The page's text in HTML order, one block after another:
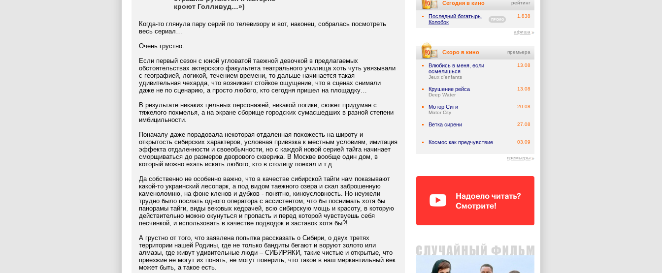
кроют Голливуд…»)
Когда-то глянула пару серий по телевизору и вот, наконец, собралась посмотреть
весь сериал…
Очень грустно.
Если первый сезон с юной угловатой таежной девочкой в предлагаемых
обстоятельствах актерского факультета театрального училища хоть чуть увязывали
с географией, логикой, течением времени, то дальше начинается такая
удивительная чехарда, что возникает стойкое ощущение, что в сценах снимали
даже не по сценарию, а просто любого, кто сегодня пришел на площадку…
В результате никаких цельных персонажей, никакой логики, сюжет придуман с
тяжелого похмелья, а на экране сборище городских сумасшедших в разной степени
имбицильности.
Поначалу даже порадовала некоторая отдаленная похожесть на широту и
открытость сибирских характеров, условная привязка к местным условиям, имитация
эффекта отдаленности и своеобычности, но с каждой новой серией тайга начинает
сморщиваться до размеров дворового скверика. В Москве вообще один дом, в
который можно ехать искать любого, кто в столицу поехал и т.д.
Да собственно не особенно важно, что в качестве сибирской тайги нам показывают
какой-то украинский лесопарк, а под видом таежного озера и скал заброшенную
каменоломню, на фоне кленов и дубков - понятно, киноусловность. Но неужели
трудно было послать одного оператора с ассистентом, что бы поснимать хотя бы
панорамы тайги, виды вековых кедрачей, всю сибирскую мощь и красоту, в которую
действительно можно окунуться и пропасть и перед которой чувствуешь себя
песчинкой, и использовать в качестве подводок и заставок хотя бы?!
А грустно от того, что заявлена попытка рассказать о Сибири, о двух третях
территории нашей Родины, где не только бандиты бегают и воруют золото или
алмазы, где живут удивительные люди – СИБИРЯКИ, такие чистые и открытые, что
приезжие не могут их понять, не могут поверить, что такое в наш меркантильный век
может быть, а такое есть.
Сегодня в кино рейтинг
Последний богатырь.
Колобок
ПРОМО
1.838
афиша
Скоро в кино премьера
Влюбись в меня, если
осмелишься
Jeux d'enfants
13.08
Крушение рейса
Deep Water
13.08
Мотор Сити
Motor City
20.08
Ветка сирени 27.08
Космос как предчувствие 03.09
премьеры